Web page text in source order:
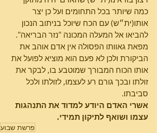
כמה שיותר בכל התחומים ועל כן יצר
אותו(ית״ש) עם הכח שיוכל בניתוב הנכון
להביאו אל המעלה המכונה "נזר הבריאה".
מפאת גאוותו הפסולה אין אדם אוהב את
הביקורת ולכן לא פעם הוא מוציא לפועל את
אותו הכוח המבורך שמוטבע בו, לבקר את
זולתו ובכך גורם רע לעצמו, לזולתו ולכל
סביבתו.
אשרי האדם היודע למדוד את התנהגות
עצמו ושואף לתיקון תמידי.
פרשת שבוע